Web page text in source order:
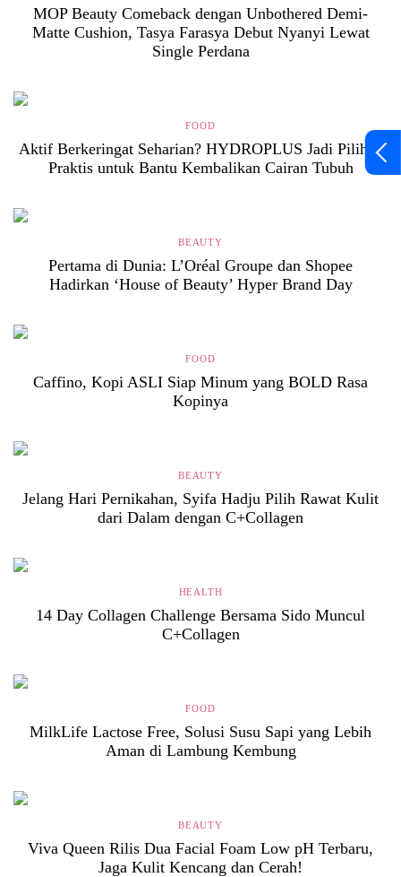
MOP Beauty Comeback dengan Unbothered Demi-
Matte Cushion, Tasya Farasya Debut Nyanyi Lewat
Single Perdana
FOOD
Aktif Berkeringat Seharian? HYDROPLUS Jadi Pilihan
Praktis untuk Bantu Kembalikan Cairan Tubuh
BEAUTY
Pertama di Dunia: L’Oréal Groupe dan Shopee
Hadirkan ‘House of Beauty’ Hyper Brand Day
FOOD
Caffino, Kopi ASLI Siap Minum yang BOLD Rasa
Kopinya
BEAUTY
Jelang Hari Pernikahan, Syifa Hadju Pilih Rawat Kulit
dari Dalam dengan C+Collagen
HEALTH
14 Day Collagen Challenge Bersama Sido Muncul
C+Collagen
FOOD
MilkLife Lactose Free, Solusi Susu Sapi yang Lebih
Aman di Lambung Kembung
BEAUTY
Viva Queen Rilis Dua Facial Foam Low pH Terbaru,
Jaga Kulit Kencang dan Cerah!